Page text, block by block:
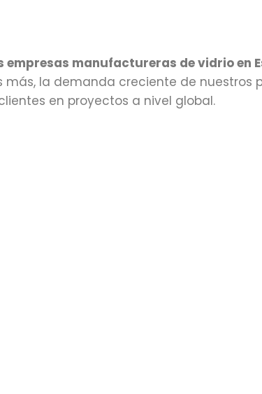
empresas manufactureras de vidrio en
más, la demanda creciente de nuestros
en proyectos a nivel global.